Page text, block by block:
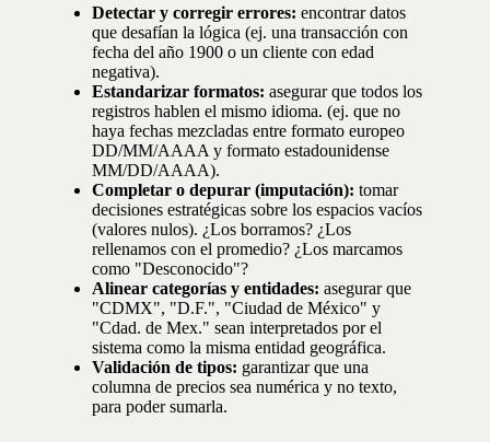
Detectar y corregir errores: encontrar datos
que desafían la lógica (ej. una transacción con
fecha del año 1900 o un cliente con edad
negativa).
Estandarizar formatos: asegurar que todos los
registros hablen el mismo idioma. (ej. que no
haya fechas mezcladas entre formato europeo
DD/MM/AAAA y formato estadounidense
MM/DD/AAAA).
Completar o depurar (imputación): tomar
decisiones estratégicas sobre los espacios vacíos
(valores nulos). ¿Los borramos? ¿Los
rellenamos con el promedio? ¿Los marcamos
como "Desconocido"?
Alinear categorías y entidades: asegurar que
"CDMX", "D.F.", "Ciudad de México" y
"Cdad. de Mex." sean interpretados por el
sistema como la misma entidad geográfica.
Validación de tipos: garantizar que una
columna de precios sea numérica y no texto,
para poder sumarla.